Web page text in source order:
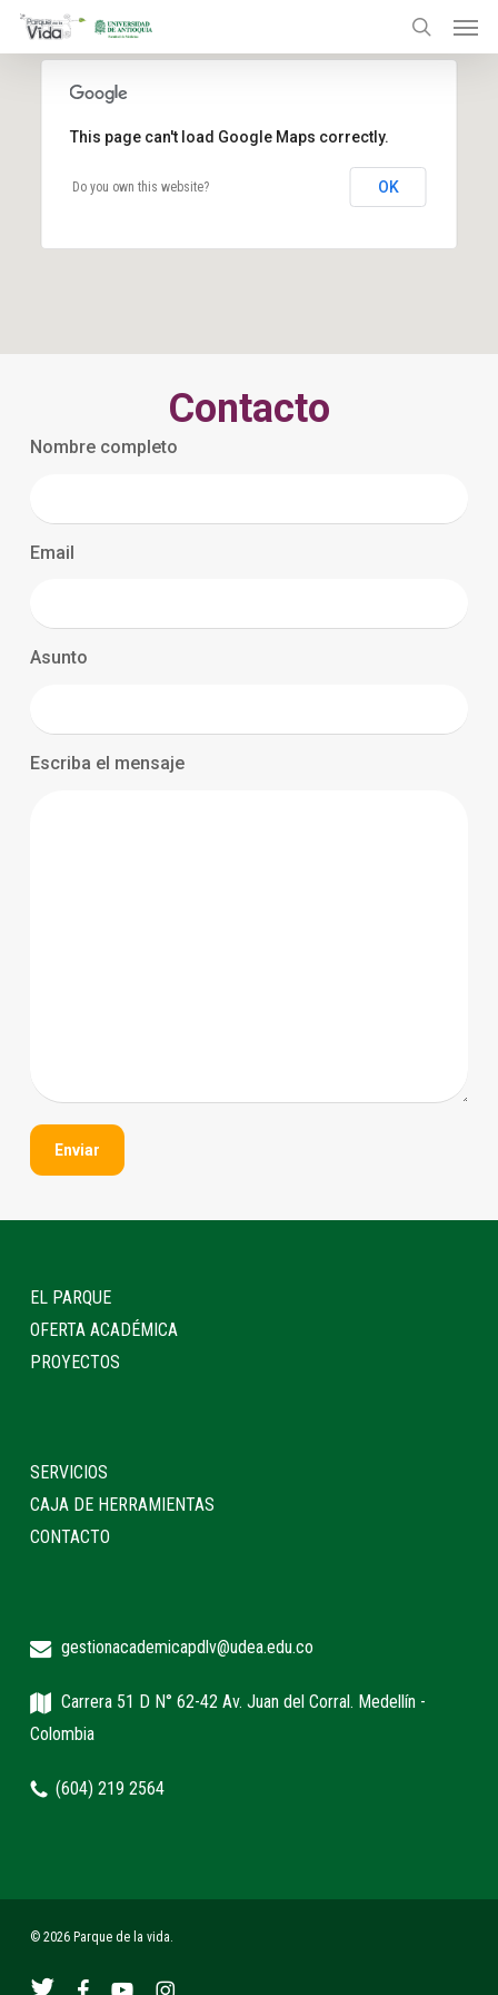
Skip
search
This page can't load Google Maps correctly.
Do you own this website? OK
Contacto
Nombre completo
Email
Asunto
Escriba el mensaje
EL PARQUE
OFERTA ACADÉMICA
PROYECTOS
SERVICIOS
CAJA DE HERRAMIENTAS
CONTACTO
gestionacademicapdlv@udea.edu.co
Carrera 51 D N° 62-42 Av. Juan del Corral. Medellín -
Colombia
(604) 219 2564
© 2026 Parque de la vida.
twitter facebookyoutube instagram